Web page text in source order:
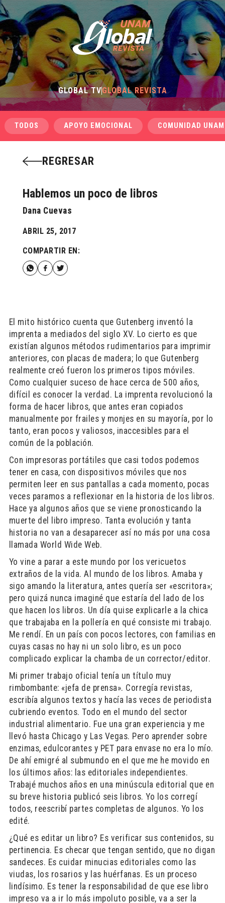
GLOBAL TVGLOBAL REVISTA
TODOS APOYO EMOCIONAL COMUNIDAD UNAM
REGRESAR
Hablemos un poco de libros
Dana Cuevas
ABRIL 25, 2017
COMPARTIR EN:
El mito histórico cuenta que Gutenberg inventó la
imprenta a mediados del siglo XV. Lo cierto es que
existían algunos métodos rudimentarios para imprimir
anteriores, con placas de madera; lo que Gutenberg
realmente creó fueron los primeros tipos móviles.
Como cualquier suceso de hace cerca de 500 años,
difícil es conocer la verdad. La imprenta revolucionó la
forma de hacer libros, que antes eran copiados
manualmente por frailes y monjes en su mayoría, por lo
tanto, eran pocos y valiosos, inaccesibles para el
común de la población.
Con impresoras portátiles que casi todos podemos
tener en casa, con dispositivos móviles que nos
permiten leer en sus pantallas a cada momento, pocas
veces paramos a reflexionar en la historia de los libros.
Hace ya algunos años que se viene pronosticando la
muerte del libro impreso. Tanta evolución y tanta
historia no van a desaparecer así no más por una cosa
llamada World Wide Web.
Yo vine a parar a este mundo por los vericuetos
extraños de la vida. Al mundo de los libros. Amaba y
sigo amando la literatura, antes quería ser «escritora»;
pero quizá nunca imaginé que estaría del lado de los
que hacen los libros. Un día quise explicarle a la chica
que trabajaba en la pollería en qué consiste mi trabajo.
Me rendí. En un país con pocos lectores, con familias en
cuyas casas no hay ni un solo libro, es un poco
complicado explicar la chamba de un corrector/editor.
Mi primer trabajo oficial tenía un título muy
rimbombante: «jefa de prensa». Corregía revistas,
escribía algunos textos y hacía las veces de periodista
cubriendo eventos. Todo en el mundo del sector
industrial alimentario. Fue una gran experiencia y me
llevó hasta Chicago y Las Vegas. Pero aprender sobre
enzimas, edulcorantes y PET para envase no era lo mío.
De ahí emigré al submundo en el que me he movido en
los últimos años: las editoriales independientes.
Trabajé muchos años en una minúscula editorial que en
su breve historia publicó seis libros. Yo los corregí
todos, reescribí partes completas de algunos. Yo los
edité.
¿Qué es editar un libro? Es verificar sus contenidos, su
pertinencia. Es checar que tengan sentido, que no digan
sandeces. Es cuidar minucias editoriales como las
viudas, los rosarios y las huérfanas. Es un proceso
lindísimo. Es tener la responsabilidad de que ese libro
impreso va a ir lo más impoluto posible, va a ser la